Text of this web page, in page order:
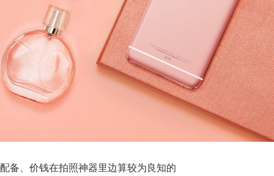
配备、价钱在拍照神器里边算较为良知的